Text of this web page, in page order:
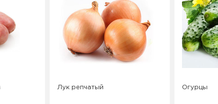
Лук репчатый Огурцы